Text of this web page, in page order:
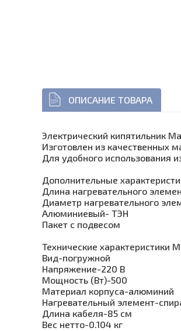
ОПИСАНИЕ ТОВАРА
Электрический кипятильник
Изготовлен из качественных
Для удобного использования
Дополнительные
Длина нагревательного
Диаметр нагревательного
Алюминиевый- ТЭН
Пакет с подвесом
Технические характеристики
Вид-погружной
Напряжение-220 В
Мощность (Вт)-500
Материал корпуса-алюминий
Нагревательный элемент-
Длина кабеля-85 см
Вес нетто-0.104 кг